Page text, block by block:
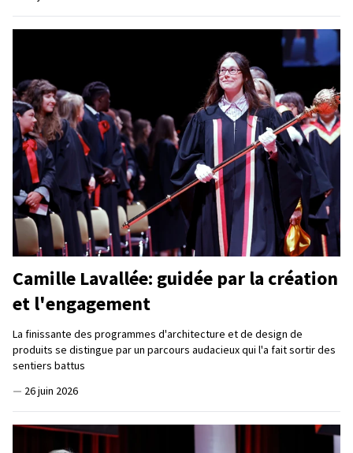
Camille Lavallée: guidée par la création
et l'engagement
La finissante des programmes d'architecture et de design de
produits se distingue par un parcours audacieux qui l'a fait sortir des
sentiers battus
— 26 juin 2026